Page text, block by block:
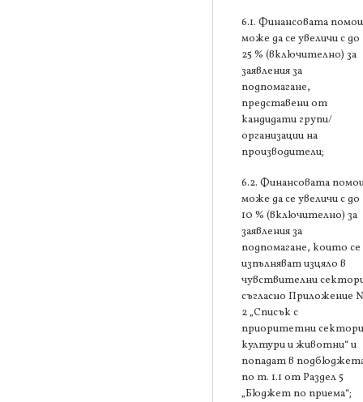
6.1. Финансовата
може да се увеличи с до
25 % (включително) за
заявления за
подпомагане,
представени от
кандидати групи/
организации на
производители;
6.2. Финансовата
може да се увеличи с до
10 % (включително) за
заявления за
подпомагане, които се
изпълняват изцяло в
чувствителни
съгласно Приложение
2 „Списък с
приоритетни
култури и животни“ и
попадат в
по т. 1.1 от Раздел 5
„Бюджет по приема“;